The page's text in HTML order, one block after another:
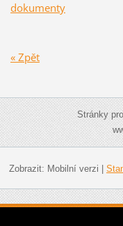
dokumenty
« Zpět
Stránky
Zobrazit: Mobilní verzi |